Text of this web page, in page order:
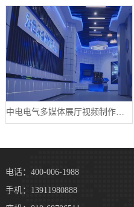
中电电气多媒体展厅视频制作案例
电话：400-006-1988
手机：13911980888